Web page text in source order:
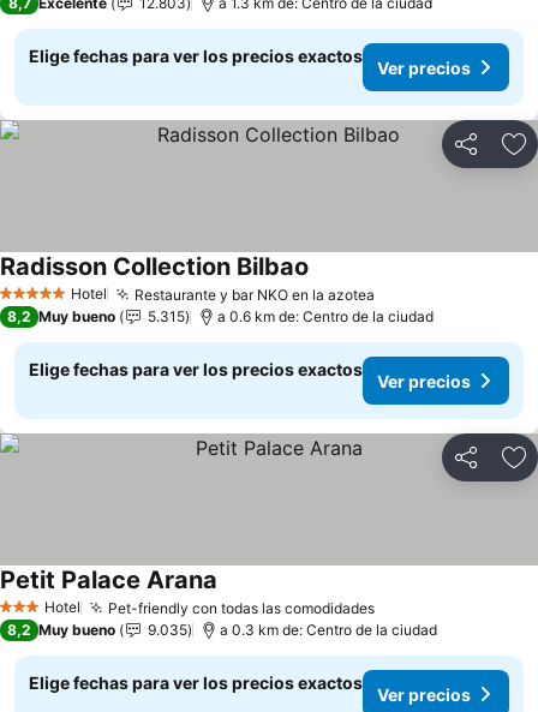
Elige fechas para ver los precios exactos
Ver precios
Compartir
5 Estrellas Hotel Restaurante y bar NKO en la azotea
Radisson Collection Bilbao
8,2 Muy bueno 5.315 a 0.6 km de: Centro de la ciudad
Elige fechas para ver los precios exactos
Ver precios
Compartir
3 Estrellas
Hotel Pet-friendly con todas las comodidadesVer precios
Petit Palace Arana
8,2 Muy bueno 9.035 a 0.3 km de: Centro de la ciudad
Elige fechas para ver los precios exactos
Ver precios